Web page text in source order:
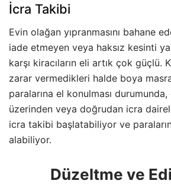
İcra Takibi
Evin olağan yıpranmasını bahane
iade etmeyen veya haksız kesinti
karşı kiracıların eli artık çok güçlü.
zarar vermedikleri halde boya
paralarına el konulması durumunda,
üzerinden veya doğrudan icra
icra takibi başlatabiliyor ve
alabiliyor.
Düzeltme ve